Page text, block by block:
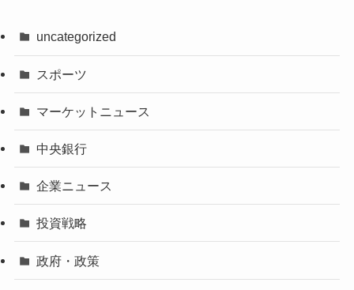
uncategorized
スポーツ
マーケットニュース
中央銀行
企業ニュース
投資戦略
政府・政策